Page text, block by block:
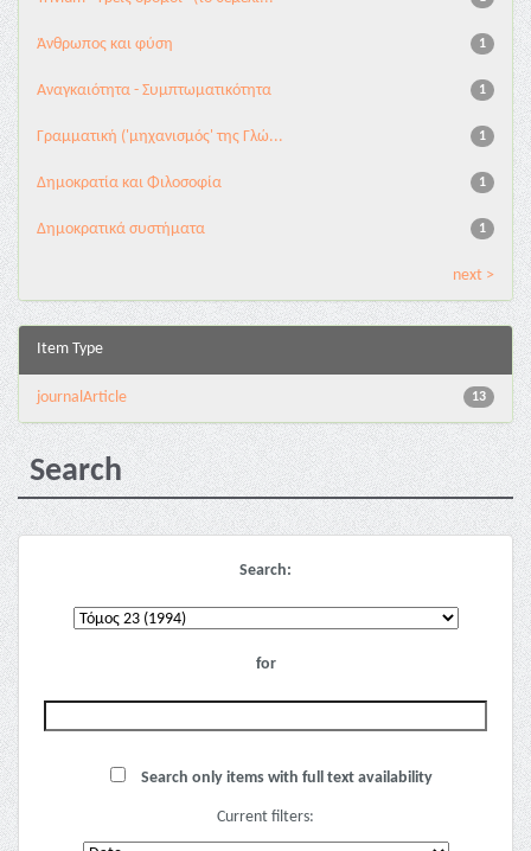
1
Άνθρωπος και φύση
1
Αναγκαιότητα - Συμπτωματικότητα
1
Γραμματική ('μηχανισμός' της Γλώ...
1
Δημοκρατία και Φιλοσοφία
1
Δημοκρατικά συστήματα
next >
Item Type
13
journalArticle
Search
Search:
for
Search only items with full text availability
Current filters: